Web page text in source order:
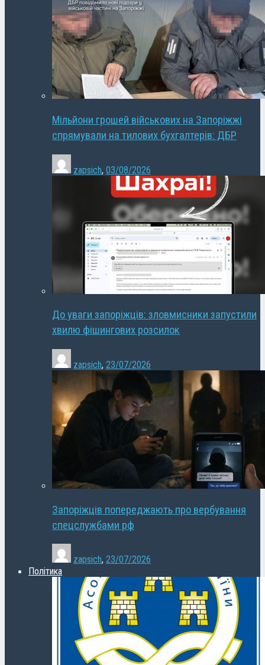
Мільйони грошей військових на Запоріжжі
спрямували на тилових бухгалтерів: ДБР
zapsich, 03/08/2026
До уваги запоріжців: зловмисники запустили
хвилю фішингових розсилок
zapsich, 23/07/2026
Запоріжців попереджають про вербування
спецслужбами рф
zapsich, 23/07/2026
Політика